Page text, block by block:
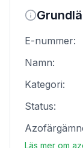
E-nummer:
Namn:
Kategori:
Status:
Läs mer om